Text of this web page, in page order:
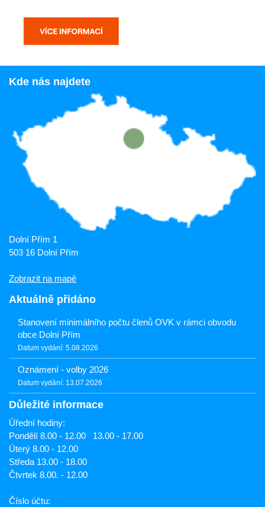
Kde nás najdete
Dolní Přím 1
503 16 Dolní Přím
Zobrazit na mapě
Aktuálně přidáno
Stanovení minimálního počtu členů OVK v rámci obvodu
obce Dolní Přím
Datum vydání: 5.08.2026
Oznámení - volby 2026
Datum vydání: 13.07.2026
Důležité informace
Úřední hodiny:
Pondělí 8.00 - 12.00 13.00 - 17.00
Úterý 8.00 - 12.00
Středa 13.00 - 18.00
Čtvrtek 8.00. - 12.00
Číslo účtu: